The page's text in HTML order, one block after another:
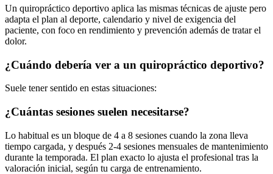
Un quiropráctico deportivo aplica las mismas técnicas de ajuste pero
adapta el plan al deporte, calendario y nivel de exigencia del
paciente, con foco en rendimiento y prevención además de tratar el
dolor.
¿Cuándo debería ver a un quiropráctico deportivo?
Suele tener sentido en estas situaciones:
¿Cuántas sesiones suelen necesitarse?
Lo habitual es un bloque de 4 a 8 sesiones cuando la zona lleva
tiempo cargada, y después 2-4 sesiones mensuales de mantenimiento
durante la temporada. El plan exacto lo ajusta el profesional tras la
valoración inicial, según tu carga de entrenamiento.